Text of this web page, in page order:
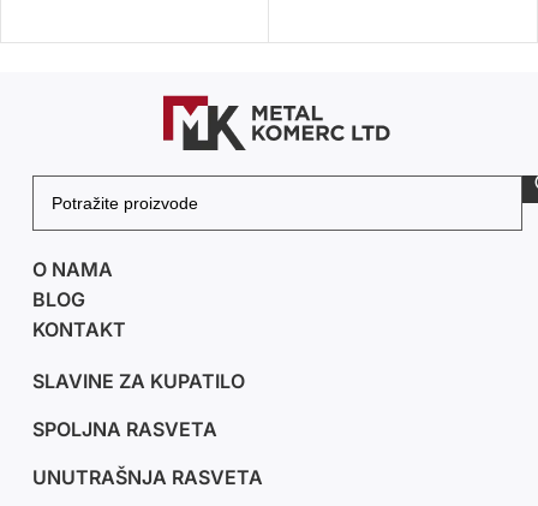
O NAMA
BLOG
KONTAKT
SLAVINE ZA KUPATILO
SPOLJNA RASVETA
UNUTRAŠNJA RASVETA